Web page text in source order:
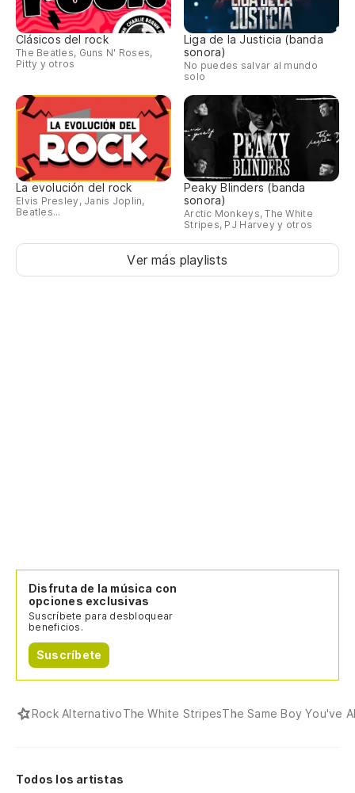
Clásicos del rock
The Beatles, Guns N' Roses,
Pitty y otros
Liga de la Justicia (banda
sonora)
No puedes salvar al mundo
solo
La evolución del rock
Elvis Presley, Janis Joplin,
Beatles...
Peaky Blinders (banda
sonora)
Arctic Monkeys, The White
Stripes, PJ Harvey y otros
Ver más playlists
Disfruta de la música con
opciones exclusivas
Suscríbete para desbloquear
beneficios.
Suscríbete
Rock AlternativoThe White StripesThe Same Boy You've
Todos los artistas